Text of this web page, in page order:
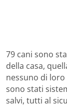
79 cani sono
della casa,
nessuno di
sono stati
salvi, tutti al